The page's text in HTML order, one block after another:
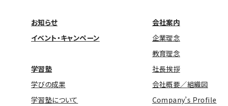
お知らせ
イベント・キャンペーン
学習塾
学びの成果
学習塾について
会社案内
企業理念
教育理念
社長挨拶
会社概要／組織図
Company’s Profile